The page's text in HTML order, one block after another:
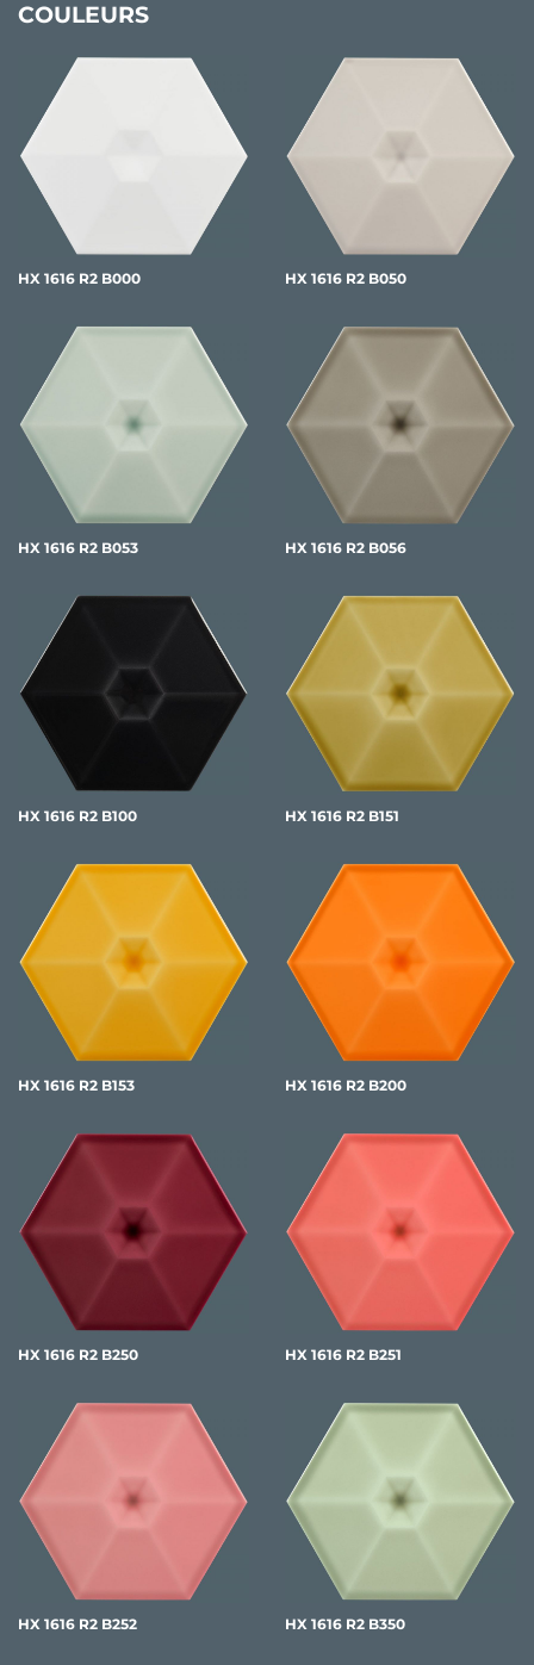
COULEURS
HX 1616 R2 B000 HX 1616 R2 B050
HX 1616 R2 B053 HX 1616 R2 B056
HX 1616 R2 B100 HX 1616 R2 B151
HX 1616 R2 B153 HX 1616 R2 B200
HX 1616 R2 B250 HX 1616 R2 B251
HX 1616 R2 B252 HX 1616 R2 B350